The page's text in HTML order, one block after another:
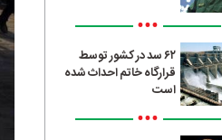
•••
۶۲ سد در کشور توسط
قرارگاه خاتم احداث شده
است
•••